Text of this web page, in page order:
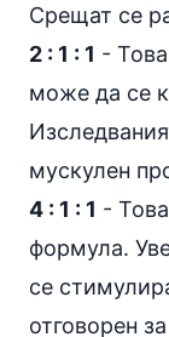
Срещат се
2 : 1 : 1 -
може да се
мускулен
4 : 1 : 1 -
формула.
се
отговорен